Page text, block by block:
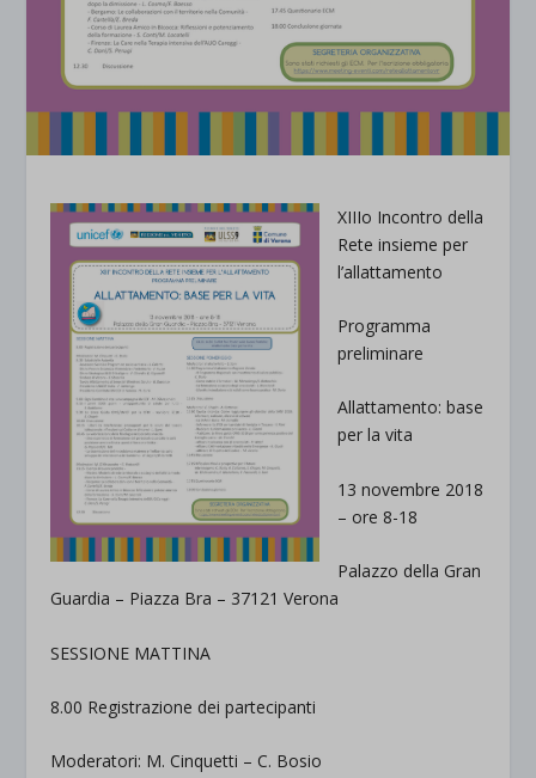
XIIIo Incontro della
Rete insieme per
l’allattamento
Programma
preliminare
Allattamento: base
per la vita
13 novembre 2018
– ore 8-18
Palazzo della Gran
Guardia – Piazza Bra – 37121 Verona
SESSIONE MATTINA
8.00 Registrazione dei partecipanti
Moderatori: M. Cinquetti – C. Bosio